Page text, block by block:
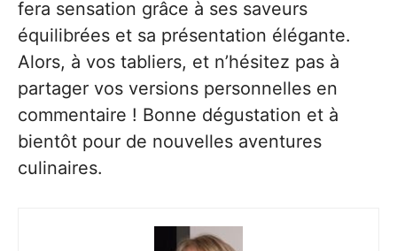
fera sensation grâce à ses saveurs
équilibrées et sa présentation élégante.
Alors, à vos tabliers, et n’hésitez pas à
partager vos versions personnelles en
commentaire ! Bonne dégustation et à
bientôt pour de nouvelles aventures
culinaires.